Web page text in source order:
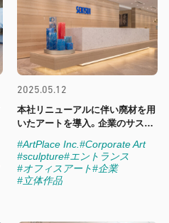
2025.05.12
本社リニューアルに伴い廃材を用
いたアートを導入。企業のサステ
献する姿勢をアートを通じて発信
します
#ArtPlace Inc. #Corporate Art
#sculpture#エントランス
#オフィスアート#企業
#立体作品